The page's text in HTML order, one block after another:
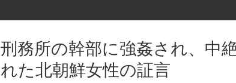
刑務所の幹部に強姦され、中
れた北朝鮮女性の証言